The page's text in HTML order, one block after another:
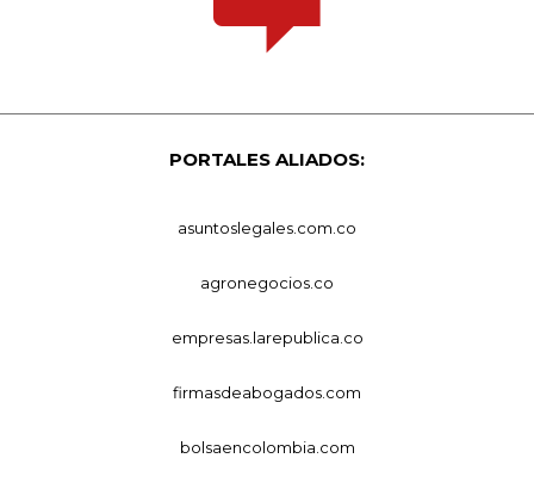
PORTALES ALIADOS:
asuntoslegales.com.co
agronegocios.co
empresas.larepublica.co
firmasdeabogados.com
bolsaencolombia.com